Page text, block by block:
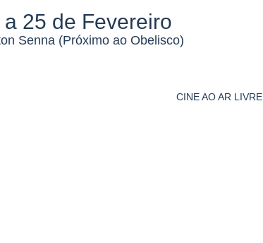
a 25 de Fevereiro
Senna (Próximo ao Obelisco)
CINE AO AR LIVRE